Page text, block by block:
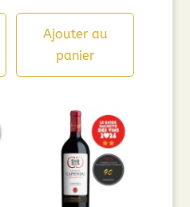
Ajouter au
panier